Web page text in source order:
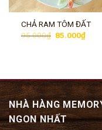
CHẢ RAM TÔM ĐẤT
95.000₫ Giá
85.000₫Giá
hiện
NHÀ HÀNG
NGON NHẤT